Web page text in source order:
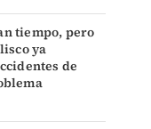
tiempo, pero
ya
de